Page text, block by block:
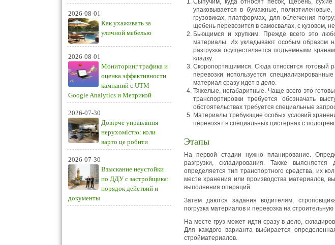
2026-08-01
Как ухаживать за
уличной мебелью
2026-08-01
Мониторинг трафика и
оценка эффективности
кампаний с UTM
Google Analytics и Метрикой
2026-07-30
Довірче управління
нерухомістю: коли
варто це робити
2026-07-30
Взыскание неустойки
по ДДУ с застройщика:
порядок действий и
документы
Сыпучим, куда относят песок, щебень,
упаковывается в бумажные,
грузовиках, платформах, для облегчения
щебень перевозится в самосвалах, с кузовом,
Бьющимся и хрупким. Прежде всего это
материалы. Их укладывают особым образом
разгрузка осуществляется подъемными
кладку.
Скоропортящимися. Сюда относится готовый
перевозки используется
материал сразу идет в дело.
Тяжелые, негабаритные. Чаще всего это
транспортировки требуется обозначать
обстоятельствах требуется специальные
Материалы требующие особых условий
перевозят в специальных цистернах с
Этапы
На первой стадии нужно планирование.
разгрузки, складирования. Также
определяется тип транспортного средства, их
месте хранения или производства материалов,
выполнения операций.
Затем даются задания водителям,
погрузка материалов и перевозка на
На месте груз может идти сразу в дело,
Для каждого варианта выбирается
стройматериалов.